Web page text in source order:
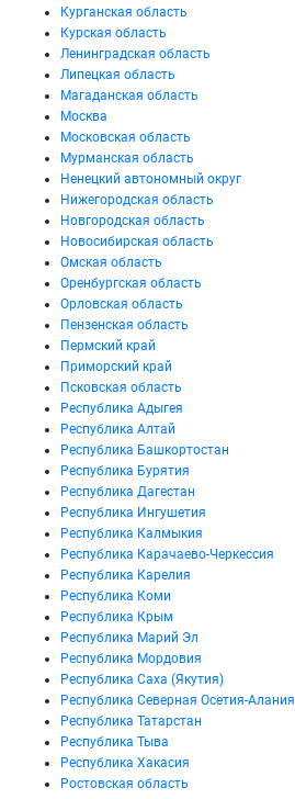
Курганская область
Курская область
Ленинградская область
Липецкая область
Магаданская область
Москва
Московская область
Мурманская область
Ненецкий автономный округ
Нижегородская область
Новгородская область
Новосибирская область
Омская область
Оренбургская область
Орловская область
Пензенская область
Пермский край
Приморский край
Псковская область
Республика Адыгея
Республика Алтай
Республика Башкортостан
Республика Бурятия
Республика Дагестан
Республика Ингушетия
Республика Калмыкия
Республика Карачаево-Черкессия
Республика Карелия
Республика Коми
Республика Крым
Республика Марий Эл
Республика Мордовия
Республика Саха (Якутия)
Республика Северная Осетия-Алания
Республика Татарстан
Республика Тыва
Республика Хакасия
Ростовская область